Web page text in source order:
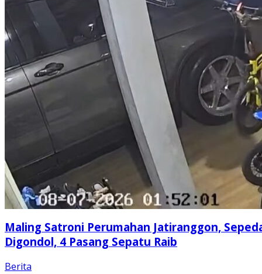
Maling Satroni Perumahan Jatiranggon,
Digondol, 4 Pasang Sepatu Raib
Berita